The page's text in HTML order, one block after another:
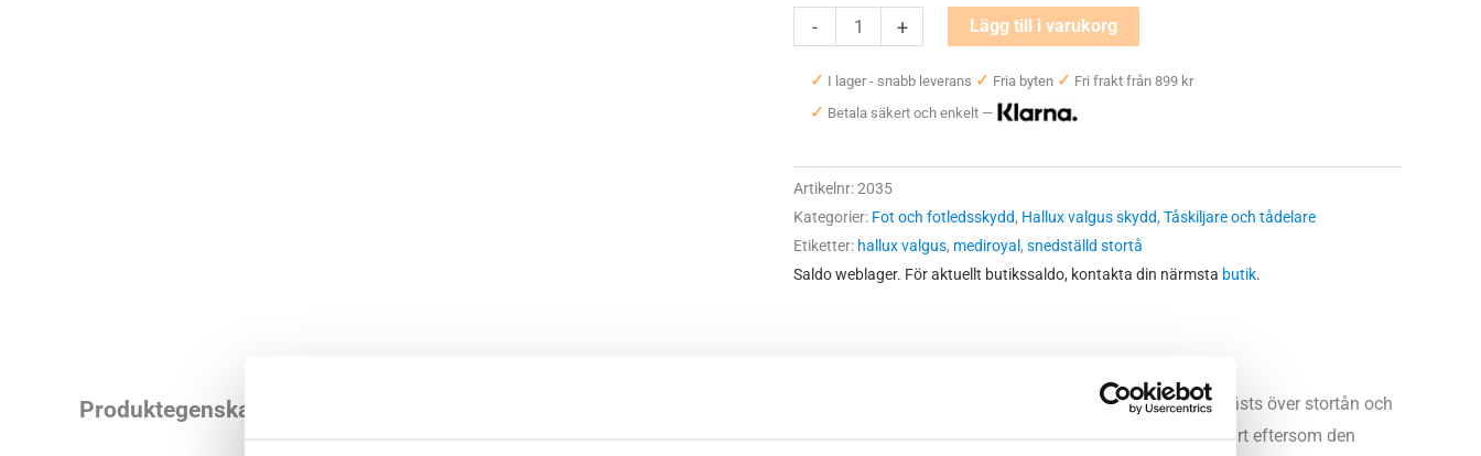
-
Mediroyal
Hallux
Valgus
Band
+ Lägg till i varukorg
✓ I lager - snabb leverans ✓ Fria byten ✓ Fri frakt från 899 kr
✓ Betala säkert och enkelt —
Artikelnr:2035
Kategorier: Fot och fotledsskydd, Hallux valgus skydd, Tåskiljare och tådelare
Etiketter: hallux valgus, mediroyal , snedställd stortå
Saldo weblager. För aktuellt butikssaldo, kontakta din närmsta butik.
Produktegenskaper
Mediroyal Hallux Valgus Band är en elastisk och smidig ortos som avlastar vid besvär med hallux valgus. Hylsan fästs över stortån och
sen spänns bandet runt fotleden. Elasticiteten av bandet gör att tån dras ut i ett rakare läge. Se till att inte dra för hårt eftersom den